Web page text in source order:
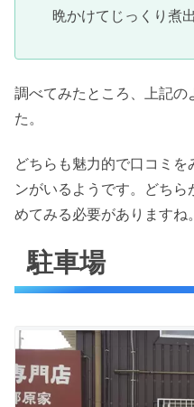
晩かけてじっくり煮
調べてみたところ、上記の
た。
どちらも魅力的で口コミ
ンがいるようです。どち
めてみる必要がありますね。
駐車場